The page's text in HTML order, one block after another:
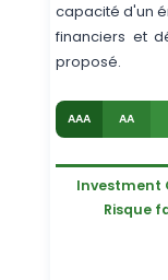
capacité d'un
financiers et
proposé.
AAA AA
Investment
Risque